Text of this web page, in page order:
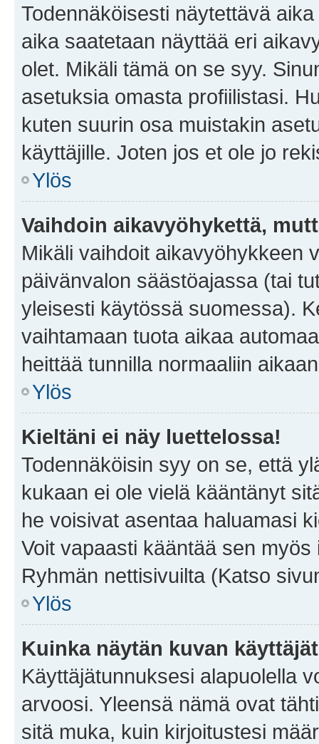
Todennäköisesti näytettävä
aika saatetaan näyttää eri
olet. Mikäli tämä on se syy.
asetuksia omasta profiilistasi.
kuten suurin osa muistakin
käyttäjille. Joten jos et ole jo
Ylös
Vaihdoin aikavyöhykettä,
Mikäli vaihdoit aikavyöhykkeen
päivänvalon säästöajassa (tai
yleisesti käytössä suomessa).
vaihtamaan tuota aikaa
heittää tunnilla normaaliin
Ylös
Kieltäni ei näy luettelossa!
Todennäköisin syy on se, että
kukaan ei ole vielä kääntänyt
he voisivat asentaa haluamasi
Voit vapaasti kääntää sen
Ryhmän nettisivuilta (Katso
Ylös
Kuinka näytän kuvan
Käyttäjätunnuksesi alapuolella
arvoosi. Yleensä nämä ovat
sitä muka, kuin kirjoitustesi